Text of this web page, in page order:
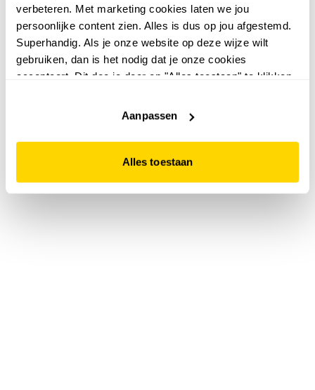
verbeteren. Met marketing cookies laten we jou
persoonlijke content zien. Alles is dus op jou afgestemd.
Superhandig. Als je onze website op deze wijze wilt
gebruiken, dan is het nodig dat je onze cookies
accepteert. Dit doe je door op "Alles toestaan" te klikken.
website niet optimaal functioneert.
Aanpassen
Alles toestaan